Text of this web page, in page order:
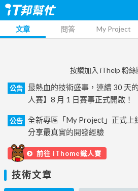
文章 問答 My Project
按讚加入 iThelp 粉絲
公告
最熱血的技術盛事，連續 30 天
人賽】8 月 1 日賽事正式開啟！
公告
全新專區「My Project」正式上
分享最真實的開發經驗
前往 iThome鐵人賽
技術文章